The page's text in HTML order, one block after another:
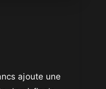
ajoute une